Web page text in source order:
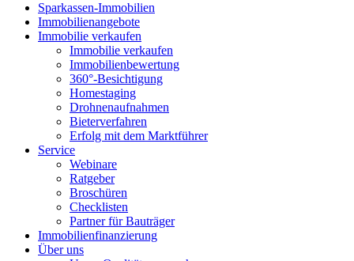
Sparkassen-Immobilien
Immobilienangebote
Immobilie verkaufen
Immobilie verkaufen
Immobilienbewertung
360°-Besichtigung
Homestaging
Drohnenaufnahmen
Bieterverfahren
Erfolg mit dem Marktführer
Service
Webinare
Ratgeber
Broschüren
Checklisten
Partner für Bauträger
Immobilienfinanzierung
Über uns